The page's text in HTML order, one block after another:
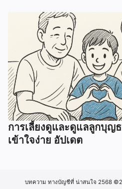
การเลี้ยงดูและดูแลลูกบุญ
เข้าใจง่าย อัปเดต
บทความ ทางบัญชีที่ น่าสนใจ 2568